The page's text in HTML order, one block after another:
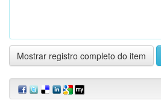
Mostrar registro completo do item